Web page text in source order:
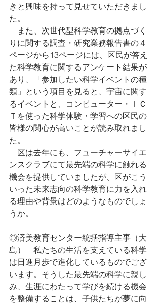
きと興味を持って見せていただきまし
た。
また、次世代型科学教育の拠点づく
りに関する調査・研究業務報告書の４
ページから13ページには、区民が答え
た科学教育に関するアンケート結果が
あり、「参加したい科学イベントの種
類」という項目を見ると、宇宙に関す
るイベントと、コンピューター・ＩＣ
Ｔを使った科学体験・学習への区民の
皆様の関心が高いことが読み取れまし
た。
区は去年にも、フューチャーサイエ
ンスクラブにて最先端の科学に触れる
機会を提供していましたが、区がこう
いった未来志向の科学教育に力を入れ
る理由や背景はどのようなものでしょ
うか。
◎済美教育センター統括指導主事（大
島）　私たちの生活を支えている科学
は日進月歩で進化しているものでござ
います。そうした最先端の科学に親し
み、生涯にわたって学びを続ける機会
を整備することは、子供たちが夢に向